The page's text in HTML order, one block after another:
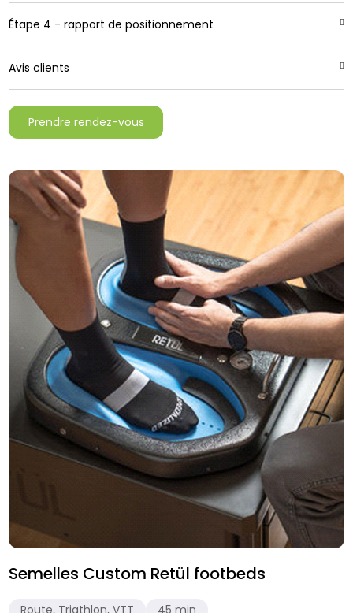
Étape 4 - rapport de positionnement
Avis clients
Prendre rendez-vous
Semelles Custom Retül footbeds